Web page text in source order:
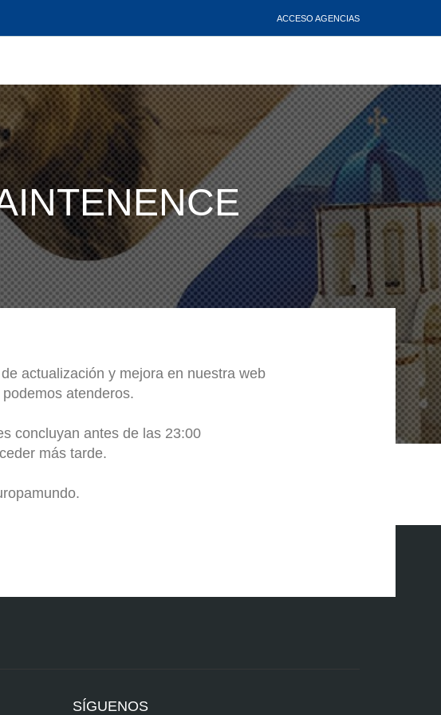
ACCESO AGENCIAS
actualización y mejora en nuestra web
atenderos.
concluyan antes de las 23:00
más tarde.
SÍGUENOS